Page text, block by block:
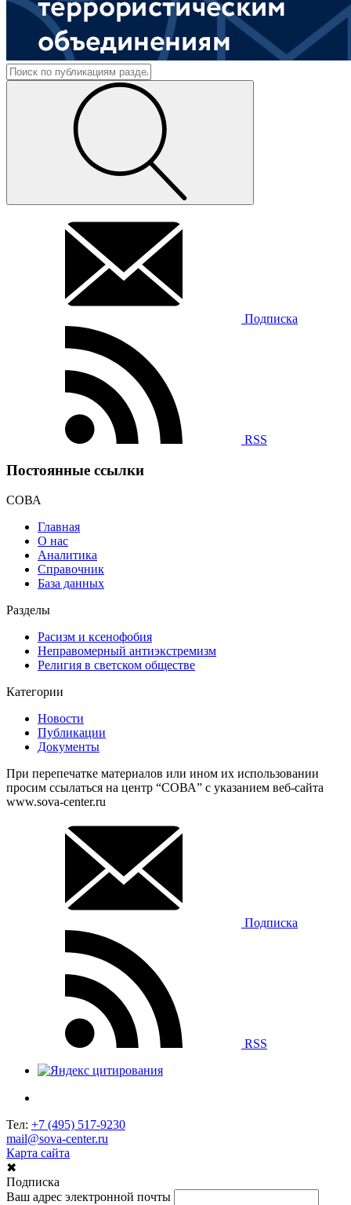
Подписка
RSS
Постоянные ссылки
СОВА
Главная
О нас
Аналитика
Справочник
База данных
Разделы
Расизм и ксенофобия
Неправомерный антиэкстремизм
Религия в светском обществе
Категории
Новости
Публикации
Документы
При перепечатке материалов или ином их использовании
просим ссылаться на центр “СОВА” с указанием веб-сайта
www.sova-center.ru
Подписка
RSS
Тел: +7 (495) 517-9230
mail@sova-center.ru
Карта сайта
✖
Подписка
Ваш адрес электронной почты